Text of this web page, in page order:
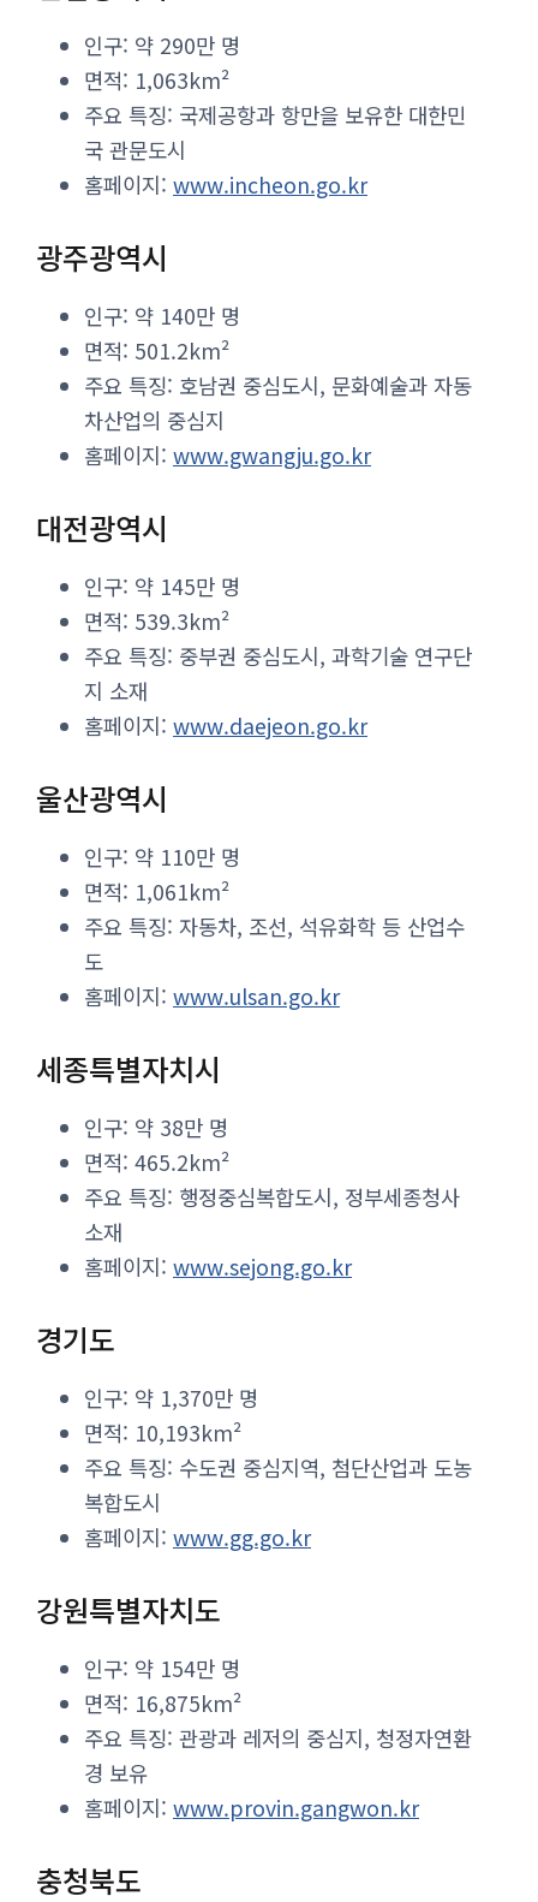
인구: 약 290만 명
면적: 1,063km²
주요 특징: 국제공항과 항만을 보유한 대한민
국 관문도시
홈페이지: www.incheon.go.kr
광주광역시
인구: 약 140만 명
면적: 501.2km²
주요 특징: 호남권 중심도시, 문화예술과 자동
차산업의 중심지
홈페이지: www.gwangju.go.kr
대전광역시
인구: 약 145만 명
면적: 539.3km²
주요 특징: 중부권 중심도시, 과학기술 연구단
지 소재
홈페이지: www.daejeon.go.kr
울산광역시
인구: 약 110만 명
면적: 1,061km²
주요 특징: 자동차, 조선, 석유화학 등 산업수
도
홈페이지: www.ulsan.go.kr
세종특별자치시
인구: 약 38만 명
면적: 465.2km²
주요 특징: 행정중심복합도시, 정부세종청사
소재
홈페이지: www.sejong.go.kr
경기도
인구: 약 1,370만 명
면적: 10,193km²
주요 특징: 수도권 중심지역, 첨단산업과 도농
복합도시
홈페이지: www.gg.go.kr
강원특별자치도
인구: 약 154만 명
면적: 16,875km²
주요 특징: 관광과 레저의 중심지, 청정자연환
경 보유
홈페이지: www.provin.gangwon.kr
충청북도